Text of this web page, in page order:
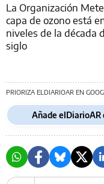
La Organización
capa de ozono está
niveles de la década
siglo
PRIORIZA ELDIARIOAR EN
Añade